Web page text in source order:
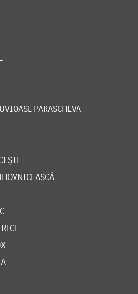
PARASCHEVA